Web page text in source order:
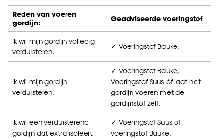
Reden van voeren
gordijn:
Geadviseerde voeringstof
Ik wil mijn gordijn volledig
verduisteren.
✓ Voeringstof Bauke.
Ik wil mijn gordijn
verduisteren.
✓ Voeringstof Bauke,
Voeringstof Suus óf laat het
gordijn voeren met de
gordijnstof zelf.
Ik wil een verduisterend
gordijn dat extra isoleert.
✓ Voeringstof Suus of
voeringstof Bauke.